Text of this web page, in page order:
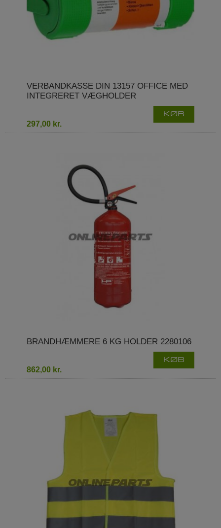
VERBANDKASSE DIN 13157 OFFICE MED
INTEGRERET VÆGHOLDER
297,00 kr.
KØB
BRANDHÆMMERE 6 KG HOLDER 2280106
862,00 kr.
KØB